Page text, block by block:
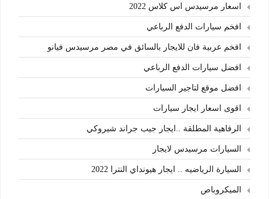
اسعار مرسيدس اس كلاس 2022
افخم سيارات الدفع الرباعي
افخم عربية فان للايجار بالسائق في مصر مرسيدس فيانو
افضل سيارات الدفع الرباعي
افضل موقع لتاجير السيارات
اقوى اسعار ايجار سيارات
الرفاهية المطلقة ..ايجار جيب جراند شيروكي
السيارات مرسيدس لايجار
السيارة الرياضيه .. ايجار هيونداي النترا 2022
الميكروباص